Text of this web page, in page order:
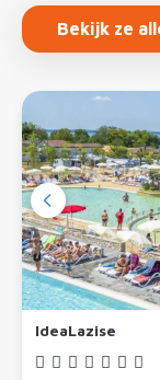
Bekijk ze
IdeaLazise